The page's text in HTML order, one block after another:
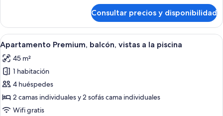
Premium,
habitación,
balcón
Consultar precios y disponibilidad
Abrir
todas
las
fotos
de
Apartamento
Premium,
Un área de piscina en un resort, con
8
Apartamento Premium, balcón, vistas a la piscina
45 m²
1 habitación
4 huéspedes
2 camas individuales y 2 sofás cama individuales
Wifi gratis